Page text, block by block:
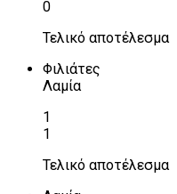
0
Τελικό αποτέλεσμα
Φιλιάτες
Λαμία
1
1
Τελικό αποτέλεσμα